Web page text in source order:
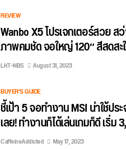
REVIEW
Wanbo X5 โปรเจกเตอร์สวย
ภาพคมชัด จอใหญ่ 120″ สีสดสะ
LKT-NBS August 31, 2023
BUYER'S GUIDE
ชี้เป้า 5 จอทำงาน MSI น่าใช้ป
เลย! ทำงานก็ได้เล่นเกมก็ดี เริ่ม
CaffeineAddicted May 17, 2023